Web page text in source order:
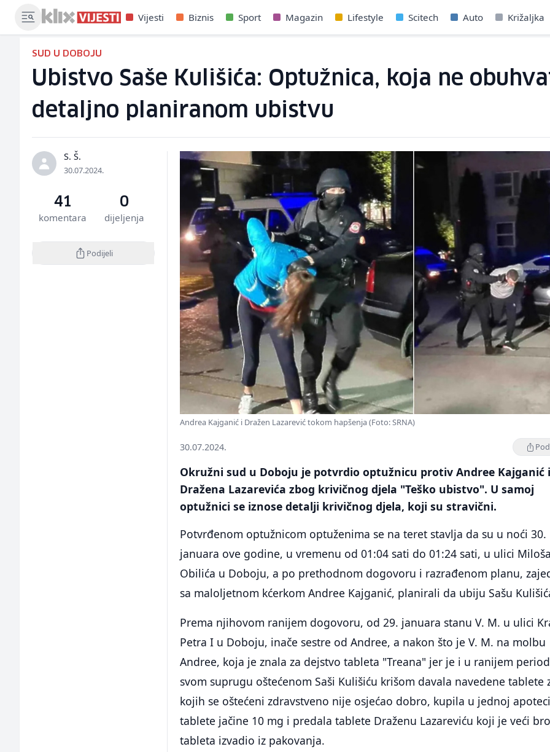
Vijesti Biznis Sport Magazin Lifestyle Scitech Auto Križaljka
SUD U DOBOJU
Ubistvo Saše Kulišića: Optužnica, koja ne
detaljno planiranom ubistvu
S. Š.
30.07.2024.
41
komentara
0
dijeljenja
Podijeli
Andrea Kajganić i Dražen Lazarević tokom hapšenja (Foto: SRNA)
30.07.2024.
Okružni sud u Doboju je potvrdio optužnicu protiv Andree Kajganić i
Dražena Lazarevića zbog krivičnog djela "Teško ubistvo". U samoj
optužnici se iznose detalji krivičnog djela, koji su stravični.
Potvrđenom optužnicom optuženima se na teret stavlja da su u noći 30.
januara ove godine, u vremenu od 01:04 sati do 01:24 sati, u ulici Miloša
Obilića u Doboju, a po prethodnom dogovoru i razrađenom planu,
sa maloljetnom kćerkom Andree Kajganić, planirali da ubiju Sašu
Prema njihovom ranijem dogovoru, od 29. januara stanu V. M. u ulici
Petra I u Doboju, inače sestre od Andree, a nakon što je V. M. na molbu
Andree, koja je znala za dejstvo tableta "Treana" jer je i u ranijem
svom suprugu oštećenom Saši Kulišiću krišom davala navedene tablete
kojih se oštećeni zdravstveno nije osjećao dobro, kupila u jednoj apoteci
tablete jačine 10 mg i predala tablete Draženu Lazareviću koji je veći
tableta izvadio iz pakovanja.